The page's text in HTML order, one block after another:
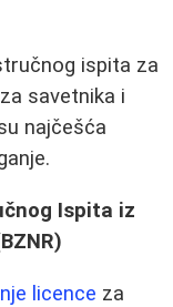
ispita za
savetnika i
najčešća
Ispita iz
licence za